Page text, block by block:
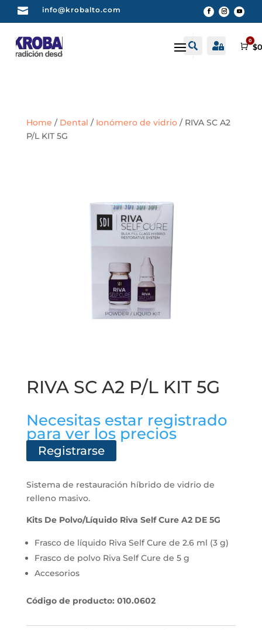
 info@krobalto.com
 Buscar
 Cuenta
0
$
Home / Dental / Ionómero de vidrio/ RIVA SC A2
P/L KIT 5G
RIVA SC A2 P/L KIT 5G
Necesitas estar registrado
para ver los precios
Registrarse
Sistema de restauración híbrido de vidrio de
relleno masivo.
Kits De Polvo/Líquido Riva Self Cure A2 DE 5G
Frasco de líquido Riva Self Cure de 2.6 ml (3 g)
Frasco de polvo Riva Self Cure de 5 g
Accesorios
Código de producto: 010.0602